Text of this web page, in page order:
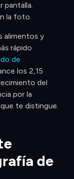
pantalla.
la foto.
alimentos y
rápido
de
los 2,15
del
por la
te distingue.
de